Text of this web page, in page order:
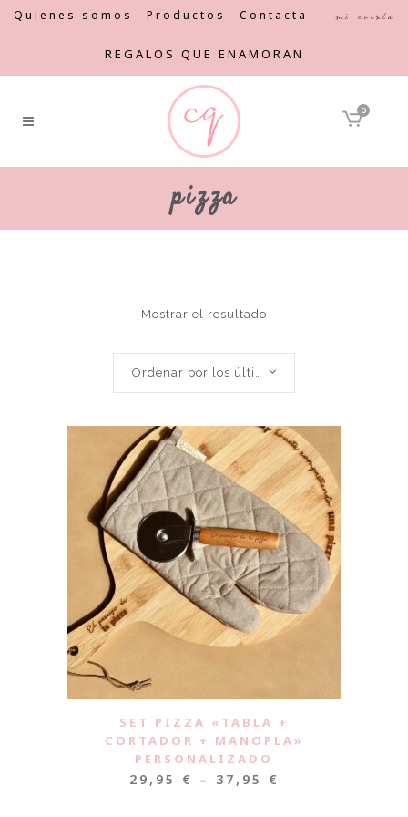
Quienes somos Productos Contacta Mi cuenta
REGALOS QUE ENAMORAN
0
pizza
Mostrar el resultado
Ordenar por los últimos
SET PIZZA «TABLA +
CORTADOR + MANOPLA»
PERSONALIZADO
29,95 € – 37,95 €